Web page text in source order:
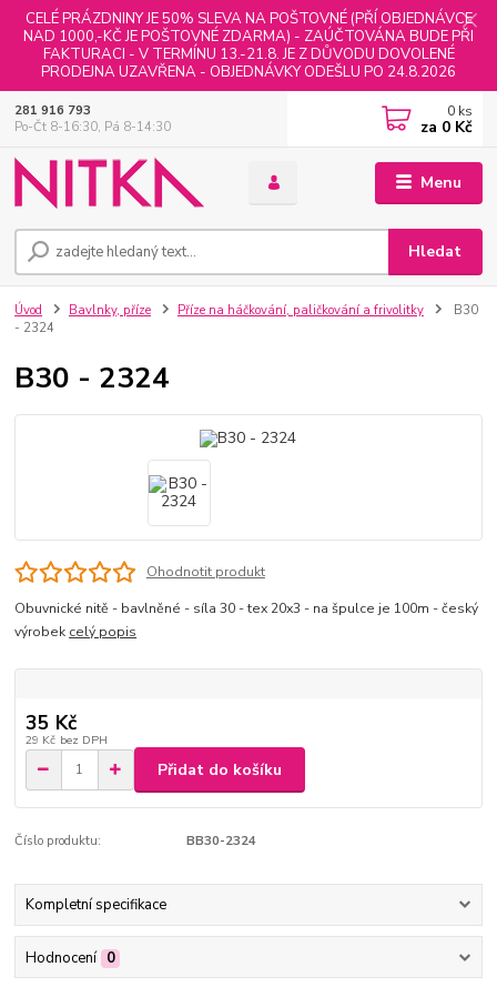
CELÉ PRÁZDNINY JE 50% SLEVA NA POŠTOVNÉ (PŘÍ OBJEDNÁVCE
NAD 1000,-KČ JE POŠTOVNÉ ZDARMA) - ZAÚČTOVÁNA BUDE PŘI
FAKTURACI - V TERMÍNU 13.-21.8. JE Z DŮVODU DOVOLENÉ
PRODEJNA UZAVŘENA - OBJEDNÁVKY ODEŠLU PO 24.8.2026
Menu
Hledat
281 916 793
Po-Čt 8-16:30, Pá 8-14:30
0 ks
za 0 Kč
Úvod Bavlnky, příze Příze na háčkování, paličkování a frivolitky
B30
- 2324
B30 - 2324
Ohodnotit produkt
Obuvnické nitě - bavlněné - síla 30 - tex 20x3 - na špulce je 100m - český
výrobek celý popis
35 Kč
29 Kč bez DPH
Přidat do košíku
Číslo produktu: BB30-2324
Kompletní specifikace
Hodnocení 0